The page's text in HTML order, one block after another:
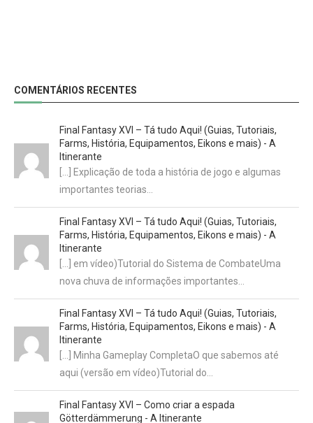
COMENTÁRIOS RECENTES
Final Fantasy XVI – Tá tudo Aqui! (Guias, Tutoriais,
Farms, História, Equipamentos, Eikons e mais) - A
Itinerante
[…] Explicação de toda a história de jogo e algumas
importantes teorias…
Final Fantasy XVI – Tá tudo Aqui! (Guias, Tutoriais,
Farms, História, Equipamentos, Eikons e mais) - A
Itinerante
[…] em vídeo)Tutorial do Sistema de CombateUma
nova chuva de informações importantes…
Final Fantasy XVI – Tá tudo Aqui! (Guias, Tutoriais,
Farms, História, Equipamentos, Eikons e mais) - A
Itinerante
[…] Minha Gameplay CompletaO que sabemos até
aqui (versão em vídeo)Tutorial do…
Final Fantasy XVI – Como criar a espada
Götterdämmerung - A Itinerante